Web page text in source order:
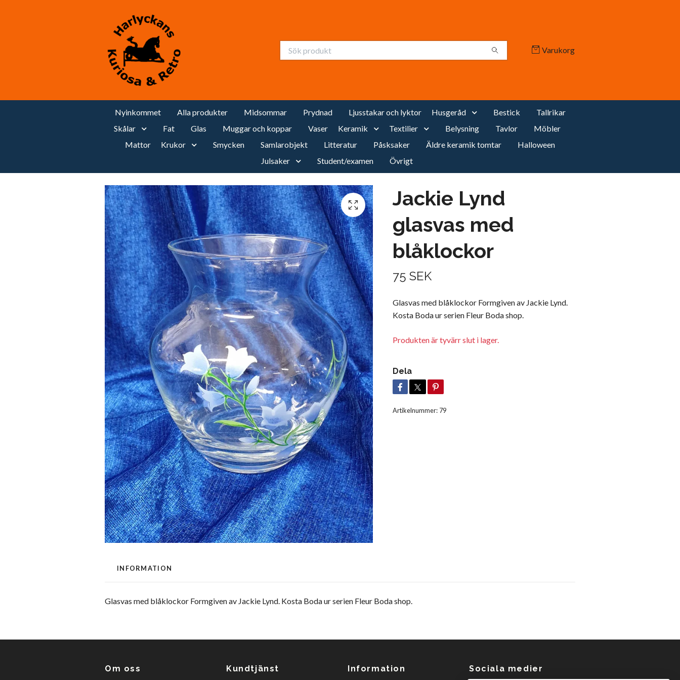
Varukorg
Nyinkommet Alla produkter Midsommar Prydnad Ljusstakar och lyktor Husgeråd Bestick
Tallrikar
Skålar
Fat Glas Muggar och koppar Vaser Keramik Textilier Belysning Tavlor
Möbler
Mattor
Krukor Smycken Samlarobjekt Litteratur Påsksaker Äldre keramik tomtar
Halloween
Julsaker
Student/examen Övrigt
Jackie Lynd
glasvas med
blåklockor
75 SEK
Glasvas med blåklockor Formgiven av Jackie Lynd.
Kosta Boda ur serien Fleur Boda shop.
Produkten är tyvärr slut i lager.
Dela
Artikelnummer: 79
INFORMATION
Glasvas med blåklockor Formgiven av Jackie Lynd. Kosta Boda ur serien Fleur Boda shop.
Om oss Kundtjänst Information Sociala medier